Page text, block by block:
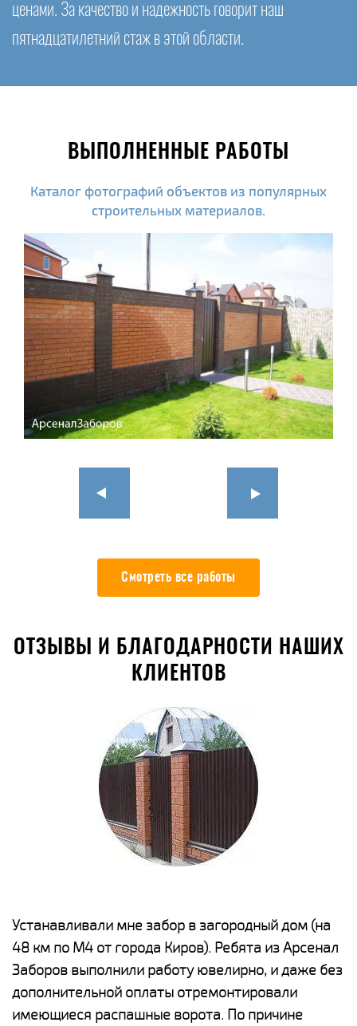
ценами. За качество и надежность говорит наш
пятнадцатилетний стаж в этой области.
ВЫПОЛНЕННЫЕ РАБОТЫ
Каталог фотографий объектов из популярных
строительных материалов.
Смотреть все работы
ОТЗЫВЫ И БЛАГОДАРНОСТИ НАШИХ
КЛИЕНТОВ
Устанавливали мне забор в загородный дом (на
48 км по М4 от города Киров). Ребята из Арсенал
Заборов выполнили работу ювелирно, и даже без
дополнительной оплаты отремонтировали
имеющиеся распашные ворота. По причине